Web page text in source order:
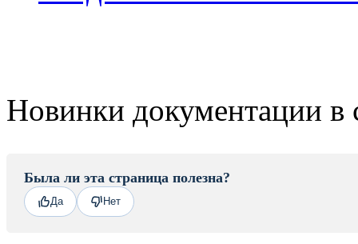
Новинки документации в
Была ли эта страница полезна?
Да Нет